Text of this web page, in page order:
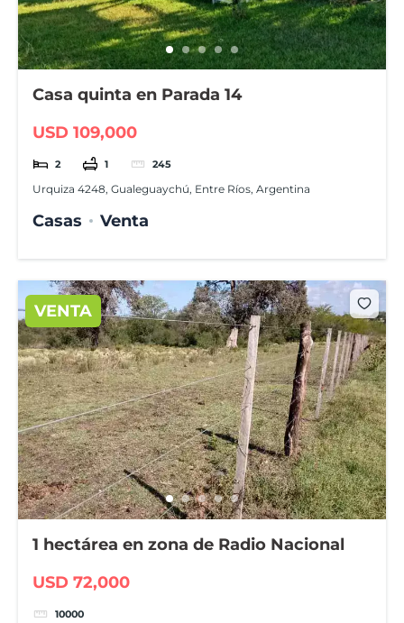
Casa quinta en Parada 14
USD 109,000
2 1 245
Urquiza 4248, Gualeguaychú, Entre Ríos, Argentina
Casas Venta
VENTA
1 hectárea en zona de Radio Nacional
USD 72,000
10000